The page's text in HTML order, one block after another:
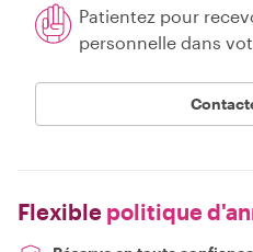
Patientez pour
personnelle dans
Flexible politique